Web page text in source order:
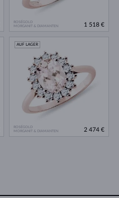
ROSÉGOLD
MORGANIT & DIAMANTEN
1 518 €
ROSÉGOLD
MORGANIT & DIAMANTEN
AUF LAGER
2 474 €